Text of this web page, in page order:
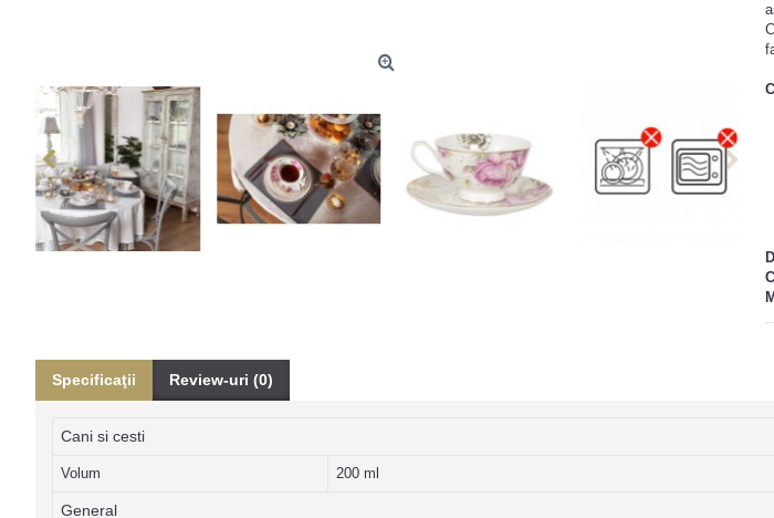
Specificaţii Review-uri (0)
Cani si cesti
Volum 200 ml
General